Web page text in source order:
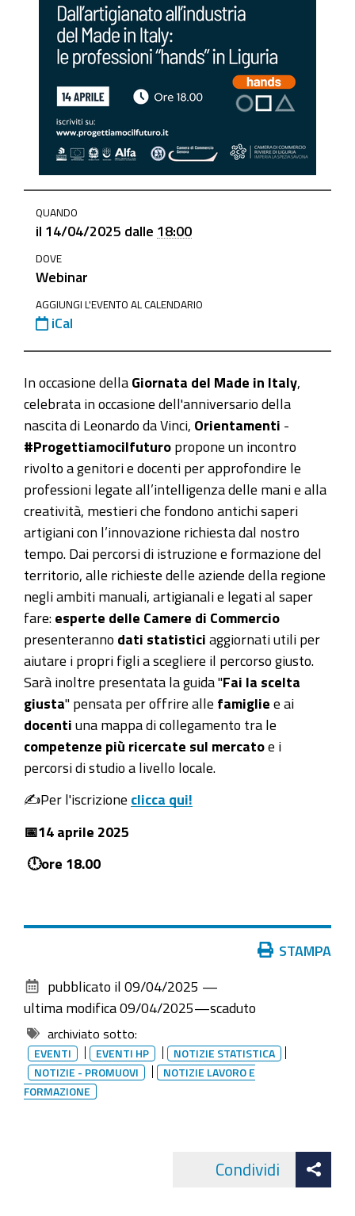
homepage/events/14-
aprile-
dall2019artigianato-
all2019industria-
del-
made-
in-
le-
professioni-
201chands201d-
in-
liguria
aprile
Dall’artigianato
all’industria
Made
Italy:
le
professioni
“hands”
14T18:00:00+02:00
2025-
Evento
collaborazione
con
Camera
di
Commercio
di
QUANDO
il 14/04/2025 dalle 18:00
DOVE
Webinar
AGGIUNGI L'EVENTO AL CALENDARIO
iCal
In occasione della Giornata del Made in Italy
celebrata in occasione dell'anniversario della
nascita di Leonardo da Vinci, Orientamenti -
#Progettiamocilfuturo propone un incontro
rivolto a genitori e docenti per approfondire le
professioni legate all’intelligenza delle mani e alla
creatività, mestieri che fondono antichi saperi
artigiani con l’innovazione richiesta dal nostro
tempo. Dai percorsi di istruzione e formazione del
territorio, alle richieste delle aziende della regione
negli ambiti manuali, artigianali e legati al saper
fare: esperte delle Camere di Commercio
presenteranno dati statistici aggiornati utili per
aiutare i propri figli a scegliere il percorso giusto.
Sarà inoltre presentata la guida "Fai la scelta
giusta" pensata per offrire alle famiglie e ai
docenti una mappa di collegamento tra le
competenze più ricercate sul mercato e i
percorsi di studio a livello locale.
✍️Per l'iscrizione clicca qui!
📅14 aprile 2025
🕛ore 18.00
documento
STAMPA
pubblicato il 09/04/2025 —
ultima modifica 09/04/2025—scaduto
archiviato sotto:
EVENTI EVENTI HP
NOTIZIE STATISTICA
NOTIZIE - PROMUOVI
NOTIZIE LAVORO E
FORMAZIONE
Condividi